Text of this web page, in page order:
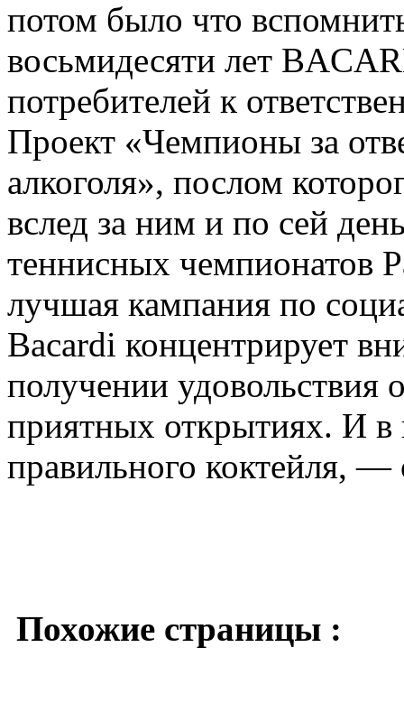
потом было что
восьмидесяти лет
потребителей к
Проект «Чемпионы за
алкоголя», послом
вслед за ним и по сей
теннисных чемпионатов
лучшая кампания по
Bacardi концентрирует
получении
приятных открытиях. И в
правильного коктейля,
Похожие страницы :